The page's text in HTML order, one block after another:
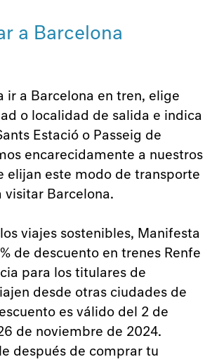
a Barcelona
ir a Barcelona en tren, elige
o localidad de salida e indica
Estació o Passeig de
encarecidamente a nuestros
elijan este modo de transporte
visitar Barcelona.
viajes sostenibles, Manifesta
de descuento en trenes Renfe
para los titulares de
desde otras ciudades de
es válido del 2 de
de noviembre de 2024.
después de comprar tu